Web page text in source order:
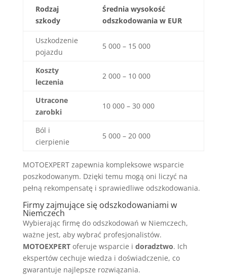
Rodzaj
szkody
Średnia wysokość
odszkodowania w EUR
Uszkodzenie
pojazdu
5 000 – 15 000
Koszty
leczenia
2 000 – 10 000
Utracone
zarobki
10 000 – 30 000
Ból i
cierpienie
5 000 – 20 000
MOTOEXPERT zapewnia kompleksowe wsparcie
poszkodowanym. Dzięki temu mogą oni liczyć na
pełną rekompensatę i sprawiedliwe odszkodowania.
Firmy zajmujące się odszkodowaniami w
Niemczech
Wybierając firmę do odszkodowań w Niemczech,
ważne jest, aby wybrać profesjonalistów.
MOTOEXPERToferuje wsparcie i doradztwo. Ich
ekspertów cechuje wiedza i doświadczenie, co
gwarantuje najlepsze rozwiązania.